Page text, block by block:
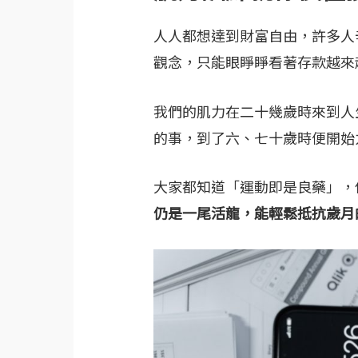
人人都想達到財富自由，許多
觀念，只能眼睜睜看著存款越
我們的肌力在二十幾歲時來到
的事，到了六、七十歲時便開
大家都知道「運動即是良藥」
仍是一尾活龍，能輕鬆抵抗歲